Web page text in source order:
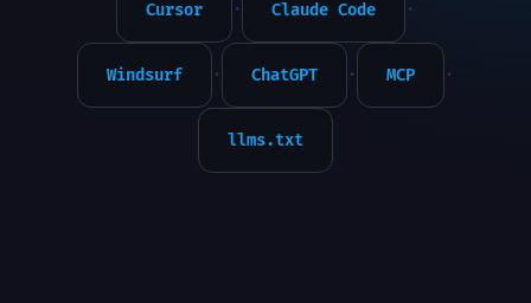
Cursor · Claude Code ·
Windsurf · ChatGPT · MCP ·
llms.txt